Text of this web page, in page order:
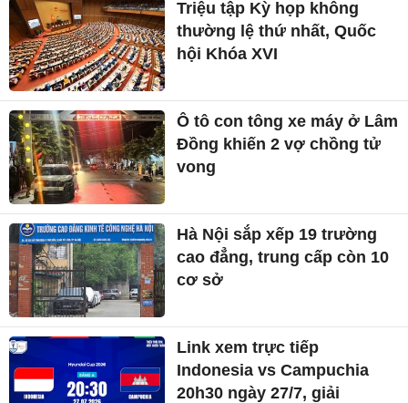
Triệu tập Kỳ họp không
thường lệ thứ nhất, Quốc
hội Khóa XVI
Ô tô con tông xe máy ở Lâm
Đồng khiến 2 vợ chồng tử
vong
Hà Nội sắp xếp 19 trường
cao đẳng, trung cấp còn 10
cơ sở
Link xem trực tiếp
Indonesia vs Campuchia
20h30 ngày 27/7, giải